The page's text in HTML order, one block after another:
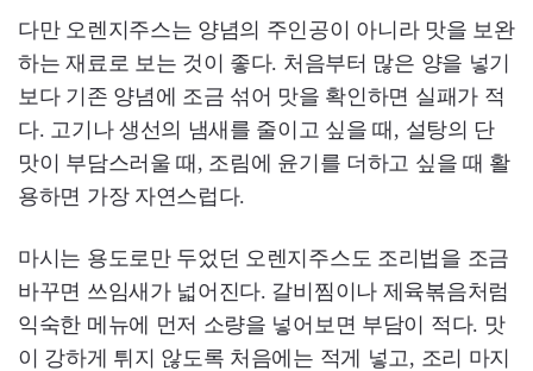
다만 오렌지주스는 양념의 주인공이 아니라 맛을 보완
하는 재료로 보는 것이 좋다. 처음부터 많은 양을 넣기
보다 기존 양념에 조금 섞어 맛을 확인하면 실패가 적
다. 고기나 생선의 냄새를 줄이고 싶을 때, 설탕의 단
맛이 부담스러울 때, 조림에 윤기를 더하고 싶을 때 활
용하면 가장 자연스럽다.
마시는 용도로만 두었던 오렌지주스도 조리법을 조금
바꾸면 쓰임새가 넓어진다. 갈비찜이나 제육볶음처럼
익숙한 메뉴에 먼저 소량을 넣어보면 부담이 적다. 맛
이 강하게 튀지 않도록 처음에는 적게 넣고, 조리 마지